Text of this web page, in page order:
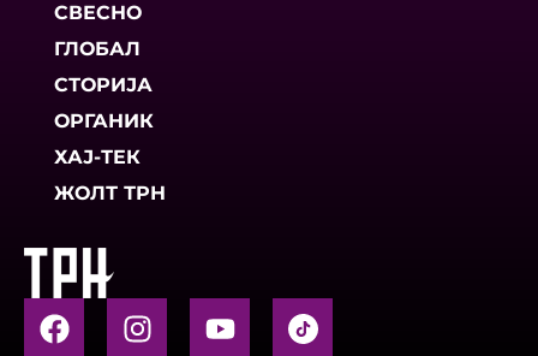
СВЕСНО
ГЛОБАЛ
СТОРИЈА
ОРГАНИК
ХАЈ-ТЕК
ЖОЛТ ТРН